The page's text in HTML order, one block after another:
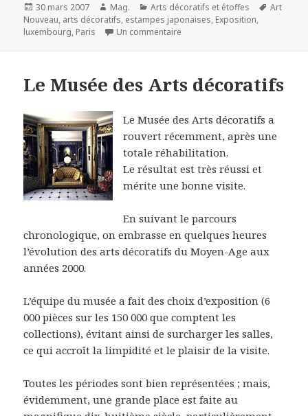
Publié
le
30 mars 2007 Auteur
Mag. Catégories
Arts décoratifs et étoffes
Mots-
Art
Nouveau, arts décoratifs, estampes japonaises, Exposition,
luxembourg, Paris Un commentaire
Le Musée des Arts décoratifs
Le Musée des Arts décoratifs a
rouvert récemment, après une
totale réhabilitation.
Le résultat est très réussi et
mérite une bonne visite.
En suivant le parcours
chronologique, on embrasse en quelques heures
l’évolution des arts décoratifs du Moyen-Age aux
années 2000.
L’équipe du musée a fait des choix d’exposition (6
000 pièces sur les 150 000 que comptent les
collections), évitant ainsi de surcharger les salles,
ce qui accroît la limpidité et le plaisir de la visite.
Toutes les périodes sont bien représentées ; mais,
évidemment, une grande place est faite au